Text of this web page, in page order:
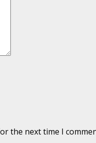
the next time I